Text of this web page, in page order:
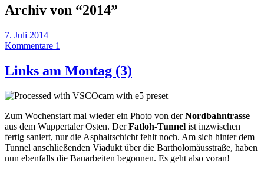
Archiv von “2014”
7. Juli 2014
Kommentare 1
Links am Montag (3)
Zum Wochenstart mal wieder ein Photo von derNordbahntrasse
aus dem Wuppertaler Osten. DerFatloh-Tunnel ist inzwischen
fertig saniert, nur die Asphaltschicht fehlt noch. Am sich hinter dem
Tunnel anschließenden Viadukt über die Bartholomäusstraße, haben
nun ebenfalls die Bauarbeiten begonnen. Es geht also voran!